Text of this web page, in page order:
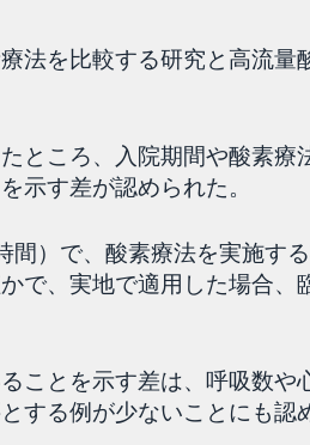
法を比較する研究と高流量
ところ、入院期間や酸素療
示す差が認められた。
間）で、酸素療法を実施す
で、実地で適用した場合、
ことを示す差は、呼吸数や
する例が少ないことにも認